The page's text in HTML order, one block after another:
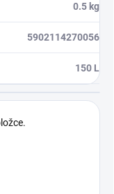
0.5 kg
5902114270056
150 L